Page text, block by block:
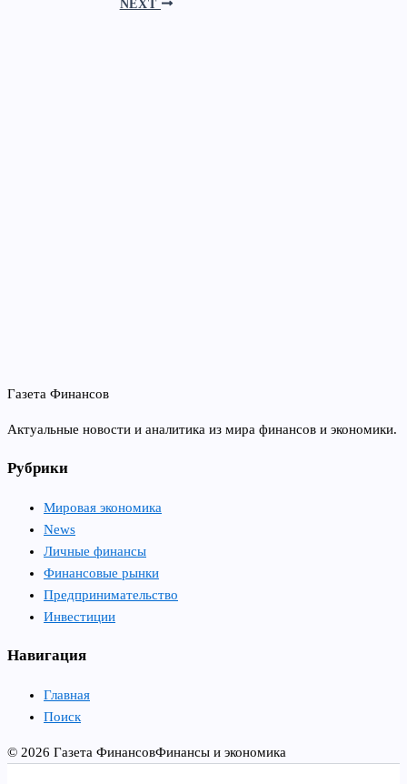
NEXT
Газета Финансов
Актуальные новости и аналитика из мира финансов и экономики.
Рубрики
Мировая экономика
News
Личные финансы
Финансовые рынки
Предпринимательство
Инвестиции
Навигация
Главная
Поиск
© 2026 Газета ФинансовФинансы и экономика